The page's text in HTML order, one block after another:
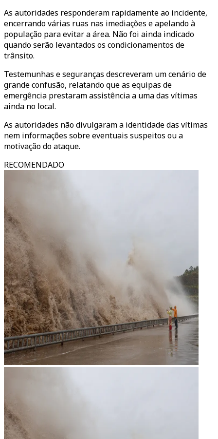
As autoridades responderam rapidamente ao incidente,
encerrando várias ruas nas imediações e apelando à
população para evitar a área. Não foi ainda indicado
quando serão levantados os condicionamentos de
trânsito.
Testemunhas e seguranças descreveram um cenário de
grande confusão, relatando que as equipas de
emergência prestaram assistência a uma das vítimas
ainda no local.
As autoridades não divulgaram a identidade das vítimas
nem informações sobre eventuais suspeitos ou a
motivação do ataque.
RECOMENDADO